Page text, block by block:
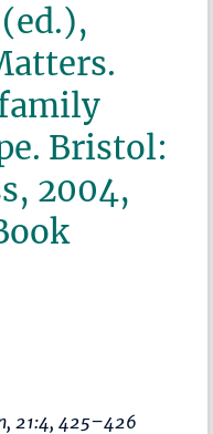
Bristol:
2004,
, 21:4,425–426